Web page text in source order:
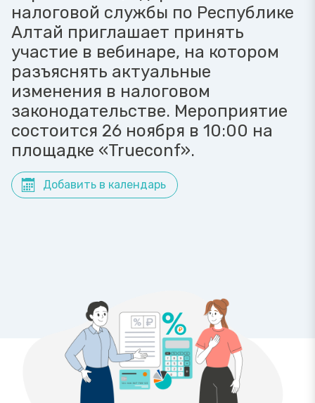
налоговой службы по Республике
Алтай приглашает принять
участие в вебинаре, на котором
разъяснять актуальные
изменения в налоговом
законодательстве. Мероприятие
состоится 26 ноября в 10:00 на
площадке «Trueconf».
Добавить в календарь